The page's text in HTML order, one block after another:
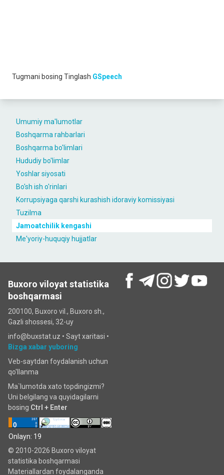
Umumiy ma'lumotlar
Boshqarma rahbarlari
Boshqarma bo'limlari
Hududiy bo'limlar
Yoshlar siyosati
Bo'sh ish o'rinlari
Korrupsiyaga qarshi kurashish idoraviy komissiyasi
Tuzilma
Jamoatchilik kengashi
Me'yoriy-huquqiy hujjatlar
Tugmani bosing Tinglash GSpeech
Buxoro viloyat statistika
boshqarmasi
200100, Buxoro vil., Buxoro sh.,
Gazli shossesi, 32-uy
info@buxstat.uz • Sayt xaritasi •
Bizga xabar yuboring
Veb-saytdan foydalanish uchun
qo'llanma
Ma`lumotda xato topdingizmi?
Uni belgilang va quyidagilarni
bosing Ctrl + Enter
Onlayn: 19
© 2010-2026 Buxoro viloyat
statistika boshqarmasi
Materiallardan foydalanganda